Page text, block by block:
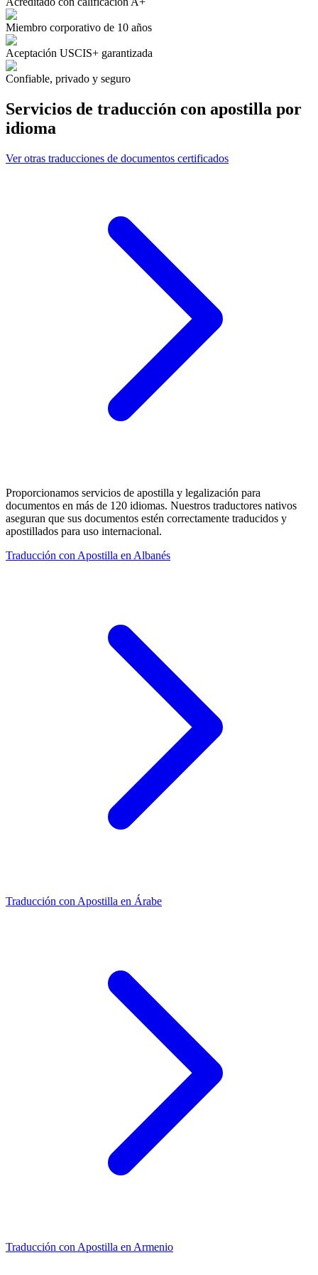
Miembro corporativo de 10 años
Aceptación USCIS+ garantizada
Confiable, privado y seguro
Servicios de traducción con apostilla por
idioma
Ver otras traducciones de documentos certificados
Proporcionamos servicios de apostilla y legalización para
documentos en más de 120 idiomas. Nuestros traductores nativos
aseguran que sus documentos estén correctamente traducidos y
apostillados para uso internacional.
Traducción con Apostilla en Albanés
Traducción con Apostilla en Árabe
Traducción con Apostilla en Armenio